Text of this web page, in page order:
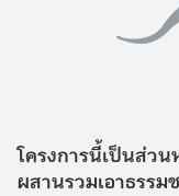
โครงการนี้เป็นส่วน
ผสานรวมเอาธรรม